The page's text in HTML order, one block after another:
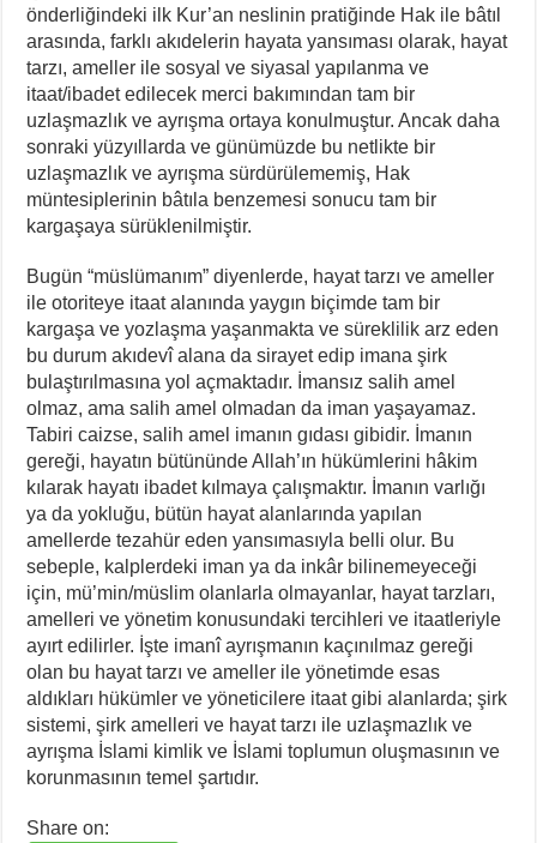
önderliğindeki ilk Kur’an neslinin pratiğinde Hak ile bâtıl
arasında, farklı akıdelerin hayata yansıması olarak, hayat
tarzı, ameller ile sosyal ve siyasal yapılanma ve
itaat/ibadet edilecek merci bakımından tam bir
uzlaşmazlık ve ayrışma ortaya konulmuştur. Ancak daha
sonraki yüzyıllarda ve günümüzde bu netlikte bir
uzlaşmazlık ve ayrışma sürdürülememiş, Hak
müntesiplerinin bâtıla benzemesi sonucu tam bir
kargaşaya sürüklenilmiştir.
Bugün “müslümanım” diyenlerde, hayat tarzı ve ameller
ile otoriteye itaat alanında yaygın biçimde tam bir
kargaşa ve yozlaşma yaşanmakta ve süreklilik arz eden
bu durum akıdevî alana da sirayet edip imana şirk
bulaştırılmasına yol açmaktadır. İmansız salih amel
olmaz, ama salih amel olmadan da iman yaşayamaz.
Tabiri caizse, salih amel imanın gıdası gibidir. İmanın
gereği, hayatın bütününde Allah’ın hükümlerini hâkim
kılarak hayatı ibadet kılmaya çalışmaktır. İmanın varlığı
ya da yokluğu, bütün hayat alanlarında yapılan
amellerde tezahür eden yansımasıyla belli olur. Bu
sebeple, kalplerdeki iman ya da inkâr bilinemeyeceği
için, mü’min/müslim olanlarla olmayanlar, hayat tarzları,
amelleri ve yönetim konusundaki tercihleri ve itaatleriyle
ayırt edilirler. İşte imanî ayrışmanın kaçınılmaz gereği
olan bu hayat tarzı ve ameller ile yönetimde esas
aldıkları hükümler ve yöneticilere itaat gibi alanlarda; şirk
sistemi, şirk amelleri ve hayat tarzı ile uzlaşmazlık ve
ayrışma İslami kimlik ve İslami toplumun oluşmasının ve
korunmasının temel şartıdır.
Share on: